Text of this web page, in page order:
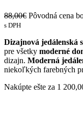
88,00€ Pôvodná cena
s DPH
Dizajnová jedálenská
pre všetky moderné
dizajn. Moderná
niekoľkých farebných
Nakúpte ešte za 1